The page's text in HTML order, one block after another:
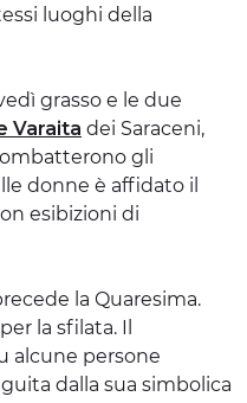
luoghi della
grasso e le due
Varaita dei Saraceni,
gli
donne è affidato il
esibizioni di
la Quaresima.
la sfilata. Il
alcune persone
dalla sua simbolica